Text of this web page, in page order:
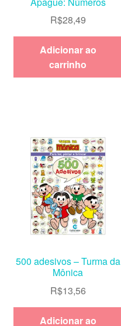
R$28,49
Adicionar ao
carrinho
500 adesivos – Turma da
Mônica
R$13,56
Adicionar ao